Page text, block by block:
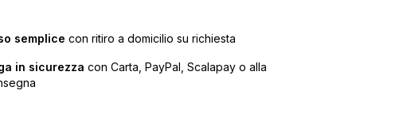
semplice con ritiro a domicilio su richiesta
in sicurezza con Carta, PayPal, Scalapay o alla